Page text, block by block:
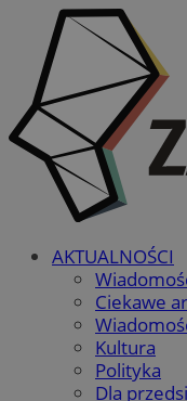
AKTUALNOŚCI
Ciekawe
Kultura
Polityka
Dla